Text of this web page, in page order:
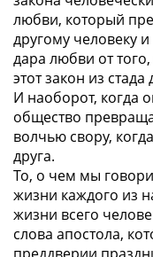
любви, который
другому человеку
дара любви от
этот закон из
И наоборот, когда
общество
волчью свору,
друга.
То, о чем мы
жизни каждого из
жизни всего
слова апостола,